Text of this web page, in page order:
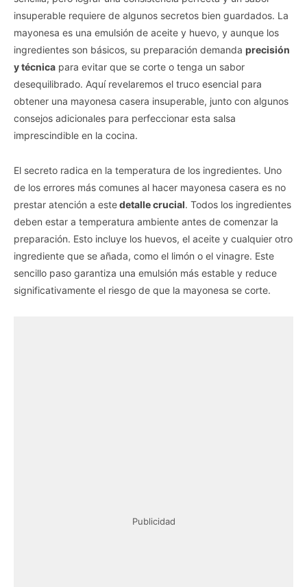
insuperable requiere de algunos secretos bien guardados. La
mayonesa es una emulsión de aceite y huevo, y aunque los
ingredientes son básicos, su preparación demanda precisión
y técnica para evitar que se corte o tenga un sabor
desequilibrado. Aquí revelaremos el truco esencial para
obtener una mayonesa casera insuperable, junto con algunos
consejos adicionales para perfeccionar esta salsa
imprescindible en la cocina.
El secreto radica en la temperatura de los ingredientes. Uno
de los errores más comunes al hacer mayonesa casera es no
prestar atención a estedetalle crucial. Todos los ingredientes
deben estar a temperatura ambiente antes de comenzar la
preparación. Esto incluye los huevos, el aceite y cualquier otro
ingrediente que se añada, como el limón o el vinagre. Este
sencillo paso garantiza una emulsión más estable y reduce
significativamente el riesgo de que la mayonesa se corte.
Publicidad